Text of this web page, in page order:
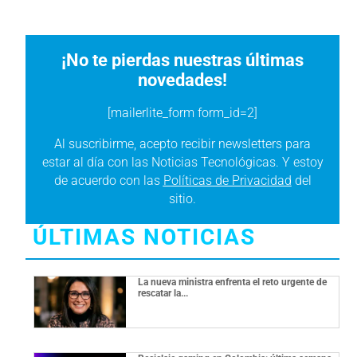
¡No te pierdas nuestras últimas
novedades!
[mailerlite_form form_id=2]
Al suscribirme, acepto recibir newsletters para
estar al día con las Noticias Tecnológicas. Y estoy
de acuerdo con las Políticas de Privacidad del
sitio.
ÚLTIMAS NOTICIAS
La nueva ministra enfrenta el reto urgente de
rescatar la...